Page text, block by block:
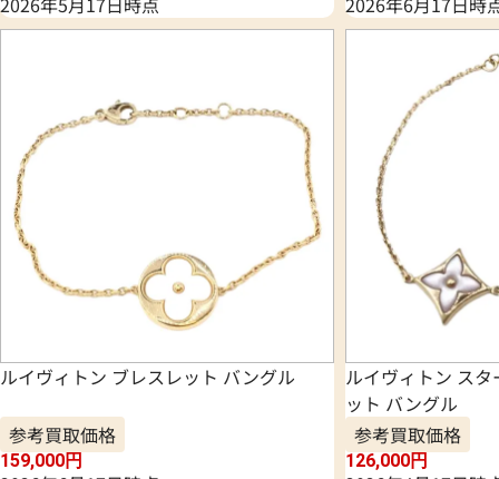
ルイヴィトン ブレスレット バングル
参考買取価格
159,000円
ルイヴィトン ス
ット バングル
参考買取価格
126,000円